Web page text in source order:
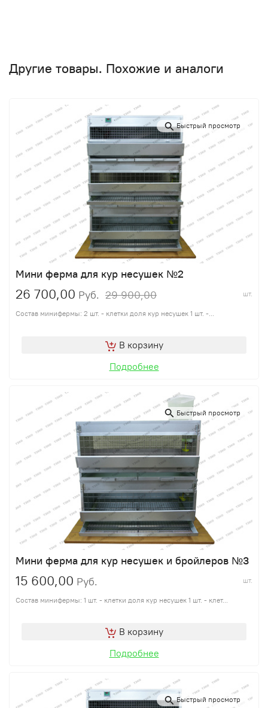
Другие товары. Похожие и аналоги
Быстрый просмотр
Мини ферма для кур несушек №2
26 700,00 Руб. 29 900,00 шт.
Состав минифермы: 2 шт. - клетки доля кур несушек 1 шт. -...
В корзину
Подробнее
Быстрый просмотр
Мини ферма для кур несушек и бройлеров №3
15 600,00 Руб. шт.
Состав минифермы: 1 шт. - клетки доля кур несушек 1 шт. - клет...
В корзину
Подробнее
Быстрый просмотр